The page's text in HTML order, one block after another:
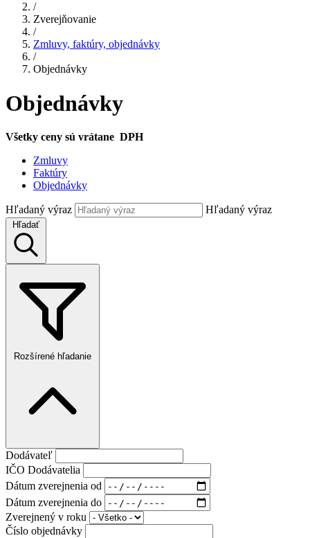
/
Zverejňovanie
/
Zmluvy, faktúry, objednávky
/
Objednávky
Objednávky
Všetky ceny sú vrátane DPH
Zmluvy
Faktúry
Objednávky
Hľadaný výraz Hľadaný výraz
Hľadať
Rozšírené hľadanie
Dodávateľ
IČO Dodávatelia
Dátum zverejnenia od
Dátum zverejnenia do
Zverejnený v roku
Číslo objednávky